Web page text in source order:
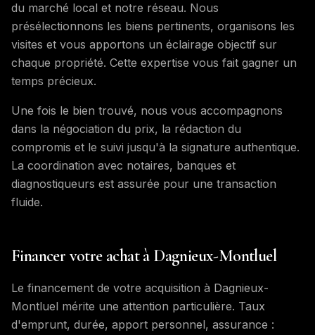
du marché local et notre réseau. Nous
présélectionnons les biens pertinents, organisons les
visites et vous apportons un éclairage objectif sur
chaque propriété. Cette expertise vous fait gagner un
temps précieux.
Une fois le bien trouvé, nous vous accompagnons
dans la négociation du prix, la rédaction du
compromis et le suivi jusqu'à la signature authentique.
La coordination avec notaires, banques et
diagnostiqueurs est assurée pour une transaction
fluide.
Financer votre achat à Dagnieux-Montluel
Le financement de votre acquisition à Dagnieux-
Montluel mérite une attention particulière. Taux
d'emprunt, durée, apport personnel, assurance :